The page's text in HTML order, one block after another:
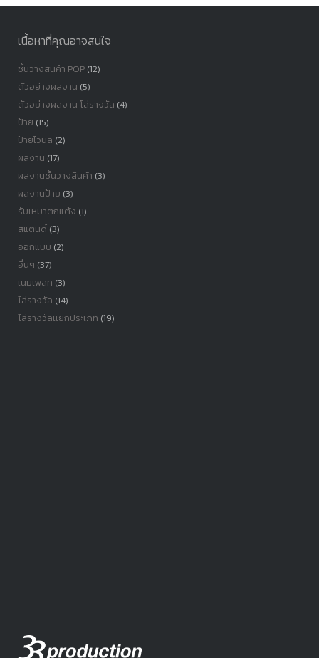
เนื้อหาที่คุณอาจสนใจ
ชั้นวางสินค้า POP(12)
ตัวอย่างผลงาน (5)
ตัวอย่างผลงาน โล่รางวัล (4)
ป้าย (15)
ป้ายไวนิล (2)
ผลงาน (17)
ผลงานชั้นวางสินค้า (3)
ผลงานป้าย (3)
รับเหมาตกแต้ง (1)
สแตนดี้(3)
ออกแบบ (2)
อื่นๆ (37)
เนมเพลท (3)
โล่รางวัล (14)
โล่รางวัลเเยกประเภท (19)